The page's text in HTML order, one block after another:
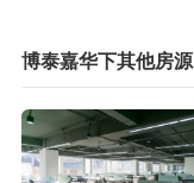
博泰嘉华下其他房源